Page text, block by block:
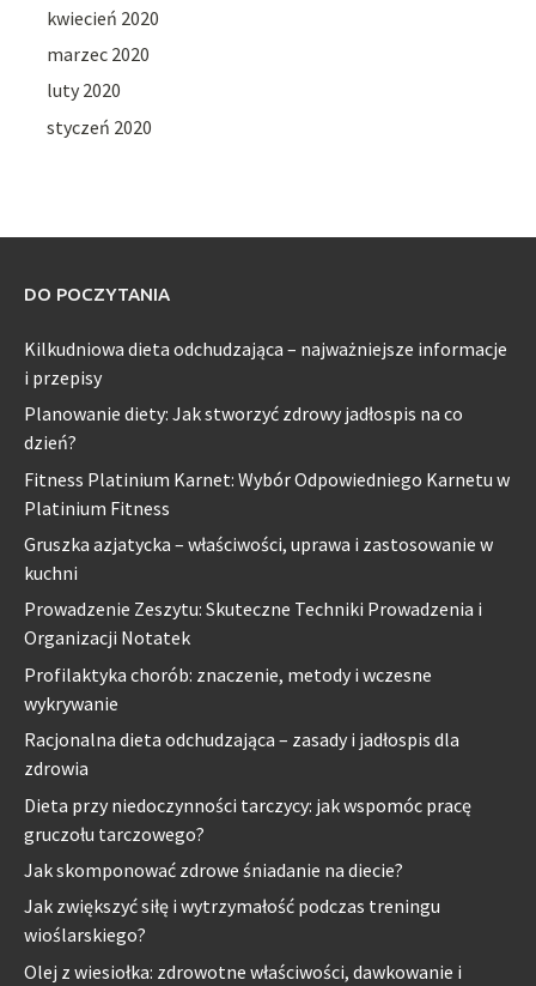
kwiecień 2020
marzec 2020
luty 2020
styczeń 2020
DO POCZYTANIA
Kilkudniowa dieta odchudzająca – najważniejsze informacje
i przepisy
Planowanie diety: Jak stworzyć zdrowy jadłospis na co
dzień?
Fitness Platinium Karnet: Wybór Odpowiedniego Karnetu w
Platinium Fitness
Gruszka azjatycka – właściwości, uprawa i zastosowanie w
kuchni
Prowadzenie Zeszytu: Skuteczne Techniki Prowadzenia i
Organizacji Notatek
Profilaktyka chorób: znaczenie, metody i wczesne
wykrywanie
Racjonalna dieta odchudzająca – zasady i jadłospis dla
zdrowia
Dieta przy niedoczynności tarczycy: jak wspomóc pracę
gruczołu tarczowego?
Jak skomponować zdrowe śniadanie na diecie?
Jak zwiększyć siłę i wytrzymałość podczas treningu
wioślarskiego?
Olej z wiesiołka: zdrowotne właściwości, dawkowanie i